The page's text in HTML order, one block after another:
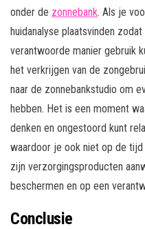
onder de zonnebank. Als je
huidanalyse plaatsvinden
verantwoorde manier gebruik
het verkrijgen van de
naar de zonnebankstudio om
hebben. Het is een moment
denken en ongestoord kunt
waardoor je ook niet op de
zijn verzorgingsproducten
beschermen en op een
Conclusie